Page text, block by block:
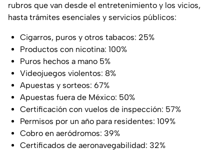
rubros que van desde el entretenimiento y los vicios,
hasta trámites esenciales y servicios públicos:
Cigarros, puros y otros tabacos: 25%
Productos con nicotina: 100%
Puros hechos a mano 5%
Videojuegos violentos: 8%
Apuestas y sorteos: 67%
Apuestas fuera de México: 50%
Certificación con vuelos de inspección: 57%
Permisos por un año para residentes: 109%
Cobro en aeródromos: 39%
Certificados de aeronavegabilidad: 32%